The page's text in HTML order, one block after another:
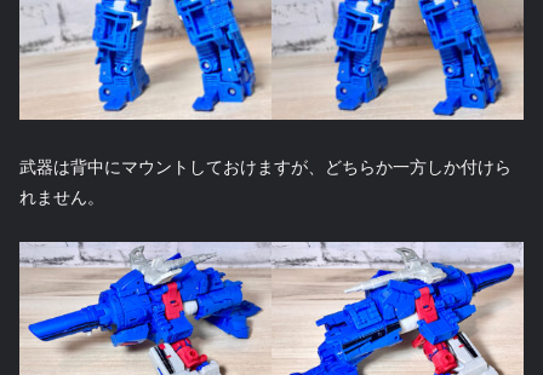
武器は背中にマウントしておけますが、どちらか一方しか付けら
れません。